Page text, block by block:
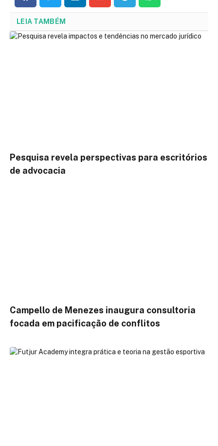
LEIA TAMBÉM
Pesquisa revela perspectivas para escritórios
de advocacia
Campello de Menezes inaugura consultoria
focada em pacificação de conflitos